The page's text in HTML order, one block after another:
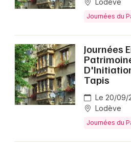
Lodève
Journées du
Journées
Tapis
Le 20/09/
Lodève
Journées du